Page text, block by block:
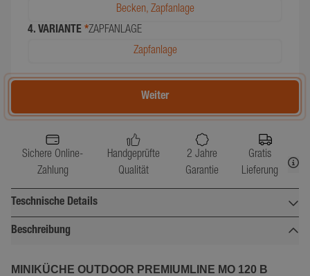
Becken, Zapfanlage
4. VARIANTE *ZAPFANLAGE
Zapfanlage
Weiter
Sichere Online-
Zahlung
Handgeprüfte
Qualität
2 Jahre
Garantie
Gratis
Lieferung
Teschnische Details
Breite (cm)
Beschreibung
MINIKÜCHE OUTDOOR PREMIUMLINE MO 120 B